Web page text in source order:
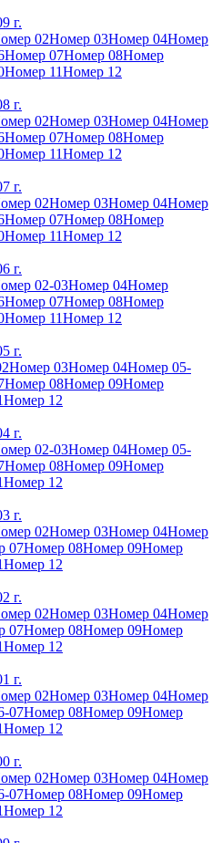
г.
02Номер 03Номер 04Номер
Номер 07Номер 08Номер
Номер 11Номер 12
г.
02Номер 03Номер 04Номер
Номер 07Номер 08Номер
Номер 11Номер 12
г.
02Номер 03Номер 04Номер
Номер 07Номер 08Номер
Номер 11Номер 12
г.
02-03Номер 04Номер
Номер 07Номер 08Номер
Номер 11Номер 12
г.
Номер 03Номер 04Номер 05-
Номер 08Номер 09Номер
Номер 12
г.
02-03Номер 04Номер 05-
Номер 08Номер 09Номер
Номер 12
г.
02Номер 03Номер 04Номер
07Номер 08Номер 09Номер
Номер 12
г.
02Номер 03Номер 04Номер
07Номер 08Номер 09Номер
Номер 12
г.
02Номер 03Номер 04Номер
07Номер 08Номер 09Номер
Номер 12
г.
02Номер 03Номер 04Номер
07Номер 08Номер 09Номер
Номер 12